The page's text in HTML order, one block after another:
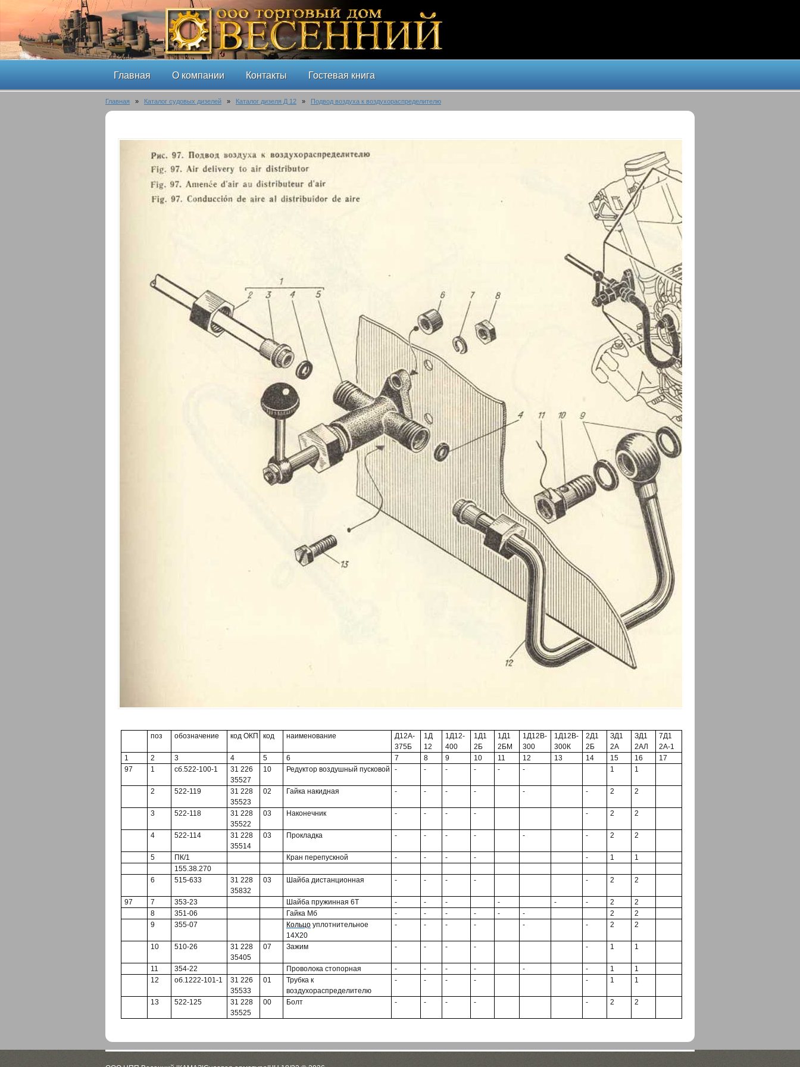
Главная О компании Контакты Гостевая книга
Главная » Каталог судовых дизелей » Каталог дизеля Д 12 » Подвод воздуха к воздухораспределителю
поз обозначение код ОКП код наименование
Д12А-
375Б
1Д
12
1Д12-
400
1Д1
2Б
1Д1
2БМ
1Д12В-
300
1Д12В-
300К
2Д1
2Б
ЗД1
2А
ЗД1
2АЛ
7Д1
2А-1
1
2 3 4 5 6 7 8 9 10 11 12 13 14 15 16
17
97
1 сб.522-100-1
31 226
35527
10 Редуктор воздушный пусковой - - - - - - 1 1
2 522-119
31 228
35523
02 Гайка накидная - - - - - - 2 2
3 522-118
31 228
35522
03 Наконечник - - - - - 2 2
4 522-114
31 228
35514
03 Прокладка - - - - - - 2 2
5 ПК/1 Кран перепускной - - - - - 1
1
155.38.270
6
515-633
31 228
35832
03 Шайба дистанционная - - - - - 2 2
97 7 353-23 Шайба пружинная 6Т - - - - - - 2
2
8
351-06 Гайка Мб - - - - - - 2
2
9
355-07 Кольцо уплотнительное
14X20
- - - - - - 2 2
10 510-26
31 228
35405
07 Зажим - - - - - 1 1
11 354-22 Проволока стопорная - - - - - - 1
1
12
об.1222-101-1
31 226
35533
01
Трубка к
воздухораспределителю
- - - - - 1 1
13 522-125
31 228
35525
00 Болт - - - - - 2 2